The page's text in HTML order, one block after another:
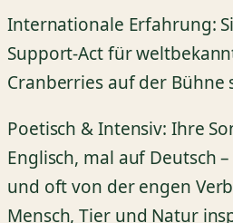
Internationale Erfahrung:
Support-Act für
Cranberries auf der Bühne
Poetisch & Intensiv: Ihre
Englisch, mal auf Deutsch
und oft von der engen
Mensch, Tier und Natur